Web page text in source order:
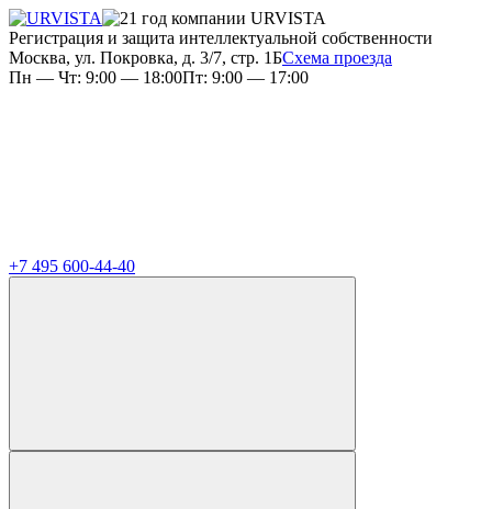
Регистрация и защита интеллектуальной собственности
Москва, ул. Покровка, д. 3/7, стр. 1БСхема проезда
Пн — Чт: 9:00 — 18:00Пт: 9:00 — 17:00
+7 495 600-44-40